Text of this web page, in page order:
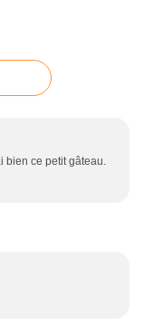
bien ce petit gâteau.